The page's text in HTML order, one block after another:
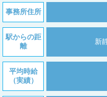
事務所住所
駅からの距
離
新
平均時給
（実績）